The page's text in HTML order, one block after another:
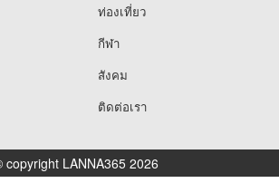
ท่องเที่ยว
กีฬา
สังคม
ติดต่อเรา
copyright LANNA365 2026